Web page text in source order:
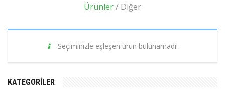
Ürünler/ Diğer
Seçiminizle eşleşen ürün bulunamadı.
KATEGORILER